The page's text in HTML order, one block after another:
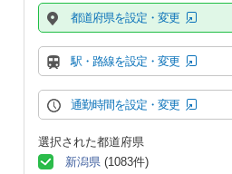
都道府県を設定・変更
駅・路線を設定・変更
通勤時間を設定・変更
選択された都道府県
新潟県 (1083件)